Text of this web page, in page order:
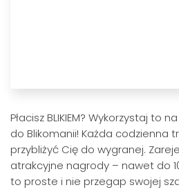
Płacisz BLIKIEM? Wykorzystaj to
do Blikomanii! Każda codzienna
przybliżyć Cię do wygranej.
atrakcyjne nagrody – nawet do
to proste i nie przegap swojej